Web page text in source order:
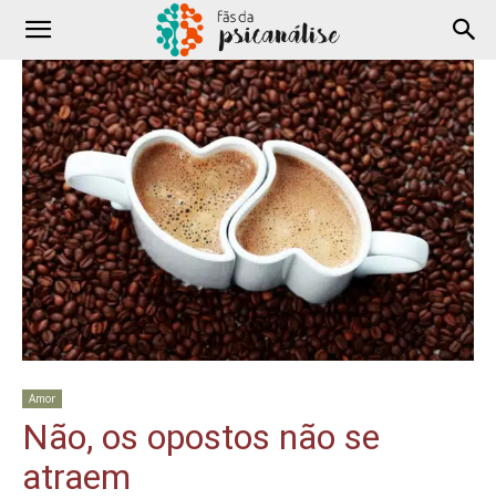
Amor
Não, os opostos não se
atraem